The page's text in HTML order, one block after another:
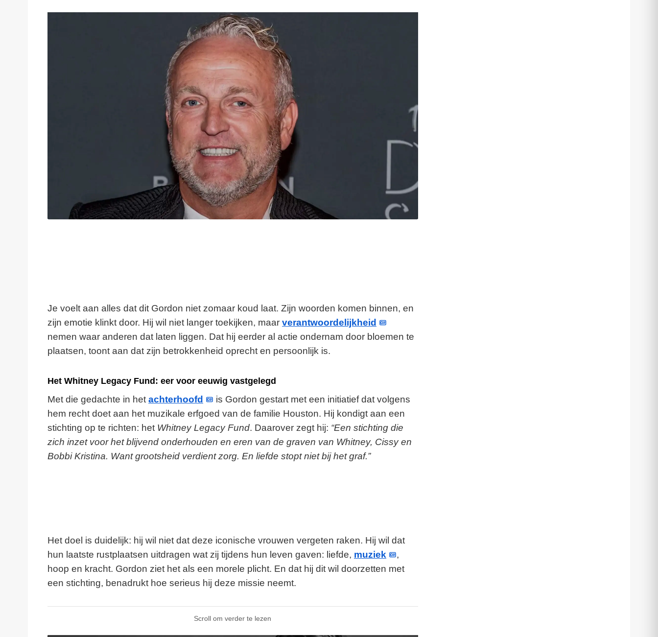
Je voelt aan alles dat dit Gordon niet zomaar koud laat. Zijn woorden komen binnen, en
zijn emotie klinkt door. Hij wil niet langer toekijken, maar verantwoordelijkheid
nemen waar anderen dat laten liggen. Dat hij eerder al actie ondernam door bloemen te
plaatsen, toont aan dat zijn betrokkenheid oprecht en persoonlijk is.
Het Whitney Legacy Fund: eer voor eeuwig vastgelegd
Met die gedachte in het achterhoofd
is Gordon gestart met een initiatief dat volgens
hem recht doet aan het muzikale erfgoed van de familie Houston. Hij kondigt aan een
stichting op te richten: het Whitney Legacy Fund. Daarover zegt hij: “Een stichting die
zich inzet voor het blijvend onderhouden en eren van de graven van Whitney, Cissy en
Bobbi Kristina. Want grootsheid verdient zorg. En liefde stopt niet bij het graf.”
Het doel is duidelijk: hij wil niet dat deze iconische vrouwen vergeten raken. Hij wil dat
hun laatste rustplaatsen uitdragen wat zij tijdens hun leven gaven: liefde, muziek
,
hoop en kracht. Gordon ziet het als een morele plicht. En dat hij dit wil doorzetten met
een stichting, benadrukt hoe serieus hij deze missie neemt.
Scroll om verder te lezen